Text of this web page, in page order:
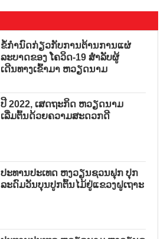
ຂໍ້ກຳນົດກ່ຽວກັບການຕ້ານການແຜ່
ລະບາດຂອງ ໂຄວິດ-19 ສຳລັບຜູ້
ເດີນທາງເຂົ້າມາ ຫວຽດນາມ
ປີ 2022, ເສດຖະກິດ ຫວຽດນາມ
ເລີ່ມຕົ້ນດ້ວຍຄວາມສະດວກດີ
ປະທານປະເທດ ຫງວຽນຊວນຟຸກ ປຸກ
ລະດົມວັນບຸນປູກຕົ້ນໄມ້ຢູ່ແຂວງຝູເຖາະ